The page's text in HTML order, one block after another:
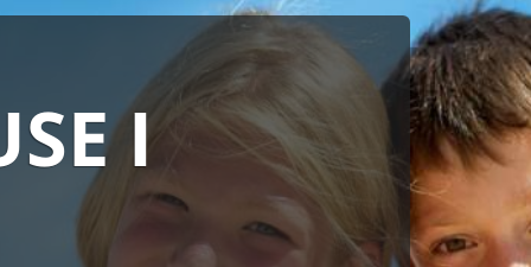
I
laveste pris
ét sted